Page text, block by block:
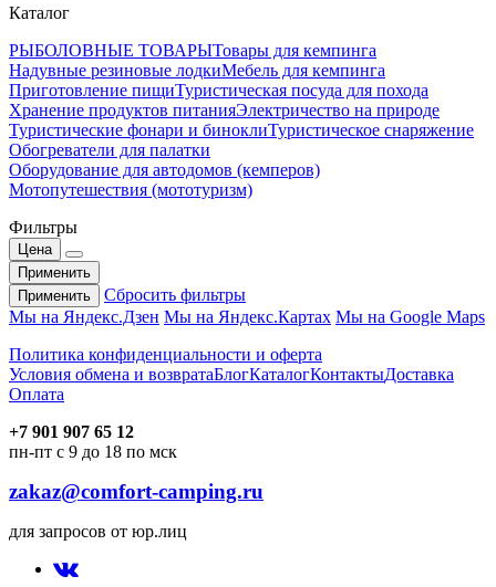
Каталог
РЫБОЛОВНЫЕ ТОВАРЫТовары для кемпинга
Надувные резиновые лодкиМебель для кемпинга
Приготовление пищиТуристическая посуда для похода
Хранение продуктов питанияЭлектричество на природе
Туристические фонари и биноклиТуристическое снаряжение
Обогреватели для палатки
Оборудование для автодомов (кемперов)
Мотопутешествия (мототуризм)
Фильтры
Цена
Применить
Применить
Сбросить фильтры
Мы на Яндекс.Дзен Мы на Яндекс.Картах Мы на Google Maps
Политика конфиденциальности и оферта
Условия обмена и возвратаБлогКаталогКонтактыДоставка
Оплата
+7 901 907 65 12
пн-пт с 9 до 18 по мск
zakaz@comfort-camping.ru
для запросов от юр.лиц